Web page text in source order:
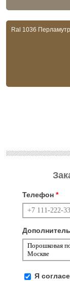
Ral 1036
Телефон *
Я